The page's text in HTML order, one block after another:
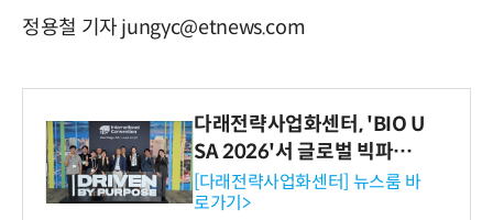
정용철 기자 jungyc@etnews.com
다래전략사업화센터, 'BIO U
SA 2026'서 글로벌 빅파마
와의 비즈니스 미팅 지원…K
-바이오 해외 진출 교두보 확
[다래전략사업화센터] 뉴스룸 바
로가기>